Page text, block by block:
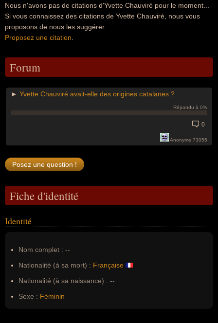
Nous n'avons pas de citations d'Yvette Chauviré pour le moment...
Si vous connaissez des citations de Yvette Chauviré, nous vous
proposons de nous les suggérer.
Proposez une citation
Forum
► Yvette Chauviré avait-elle des origines catalanes ?
Répondu à 0%
0
Anonyme 73055
Fiche d'identité
Identité
Nom complet : --
Nationalité (à sa mort) : Française
Nationalité (à sa naissance) : --
Sexe : Féminin